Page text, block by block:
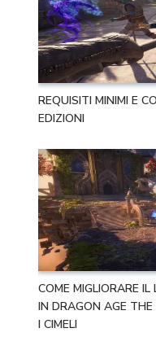
REQUISITI MINIMI E
EDIZIONI
COME MIGLIORARE
IN DRAGON AGE
I CIMELI